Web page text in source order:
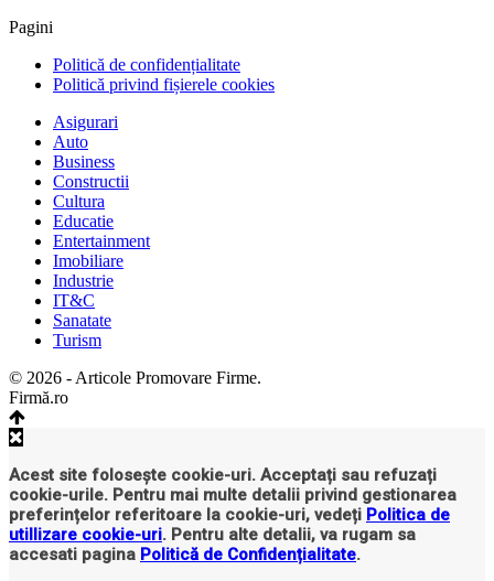
Pagini
Politică de confidențialitate
Politică privind fișierele cookies
Asigurari
Auto
Business
Constructii
Cultura
Educatie
Entertainment
Imobiliare
Industrie
IT&C
Sanatate
Turism
© 2026 - Articole Promovare Firme.
Firmă.ro
Acest site folosește cookie-uri. Acceptați sau refuzați
cookie-urile. Pentru mai multe detalii privind gestionarea
preferințelor referitoare la cookie-uri, vedeți Politica de
utillizare cookie-uri. Pentru alte detalii, va rugam sa
accesati pagina Politică de Confidențialitate.